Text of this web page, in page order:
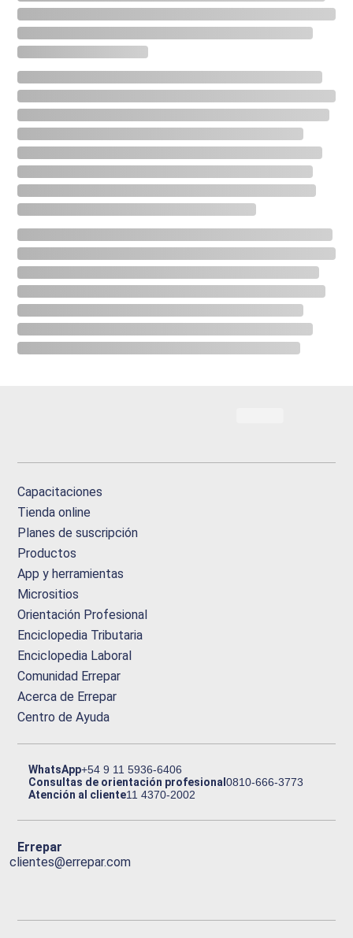
Capacitaciones
Tienda online
Planes de suscripción
Productos
App y herramientas
Micrositios
Orientación Profesional
Enciclopedia Tributaria
Enciclopedia Laboral
Comunidad Errepar
Acerca de Errepar
Centro de Ayuda
WhatsApp+54 9 11 5936-6406
Consultas de orientación profesional0810-666-3773
Atención al cliente11 4370-2002
Errepar
clientes@errepar.com